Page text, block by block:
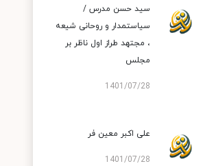
سید حسن مدرس /
سیاستمدار و روحانی شیعه
، مجتهد طراز اول ناظر بر
مجلس
1401/07/28
علی اکبر معین فر
1401/07/28